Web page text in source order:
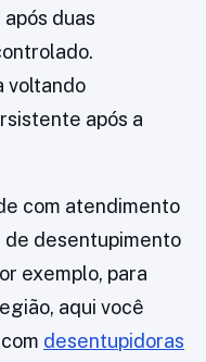
duas
voltando
após a
com atendimento
de desentupimento
exemplo, para
aqui você
desentupidoras